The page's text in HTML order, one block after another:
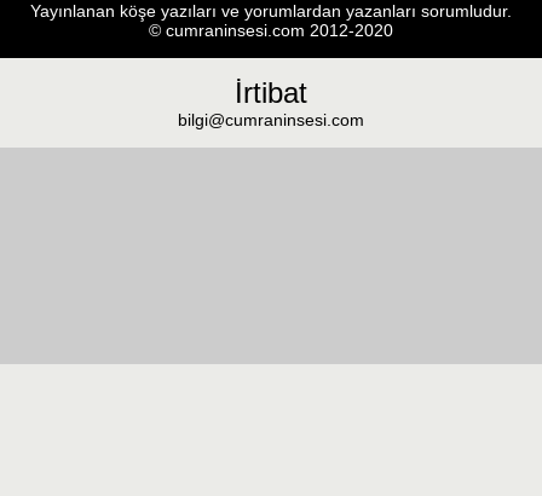
Yayınlanan köşe yazıları ve yorumlardan yazanları sorumludur.
© cumraninsesi.com 2012-2020
İrtibat
bilgi@cumraninsesi.com